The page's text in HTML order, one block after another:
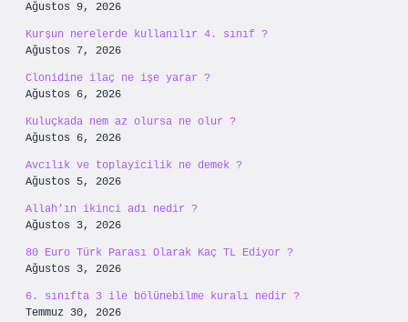
Ağustos 9, 2026
Kurşun nerelerde kullanılır 4. sınıf ?
Ağustos 7, 2026
Clonidine ilaç ne işe yarar ?
Ağustos 6, 2026
Kuluçkada nem az olursa ne olur ?
Ağustos 6, 2026
Avcılık ve toplayicilik ne demek ?
Ağustos 5, 2026
Allah’ın ikinci adı nedir ?
Ağustos 3, 2026
80 Euro Türk Parası Olarak Kaç TL Ediyor ?
Ağustos 3, 2026
6. sınıfta 3 ile bölünebilme kuralı nedir ?
Temmuz 30, 2026